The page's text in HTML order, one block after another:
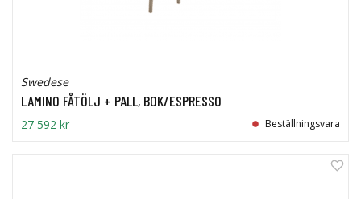
Swedese
LAMINO FÅTÖLJ + PALL, BOK/ESPRESSO
27 592 kr Beställningsvara